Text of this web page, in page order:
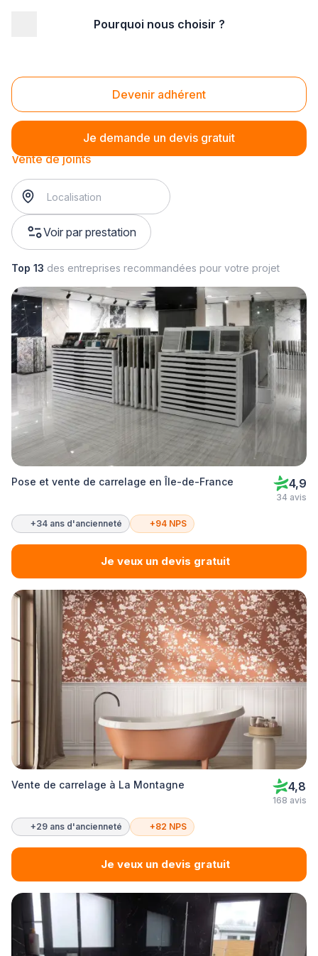
Pourquoi nous choisir ?
Devenir adhérent
Je demande un devis gratuit
Vente de joints
Vente de joints
Voir par prestation
Top 13 des entreprises recommandées pour votre projet
Pose et vente de carrelage en Île-de-France 4,9
34 avis
+34 ans d'ancienneté +94 NPS
Je veux un devis gratuit
Vente de carrelage à La Montagne 4,8
168 avis
+29 ans d'ancienneté +82 NPS
Je veux un devis gratuit